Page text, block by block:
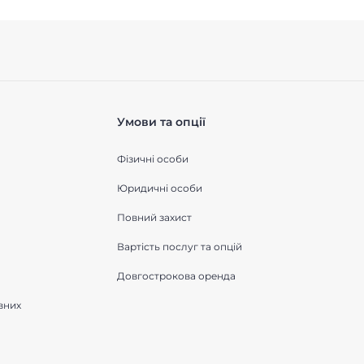
Умови та опції
Фізичні особи
Юридичні особи
Повний захист
Вартість послуг та опцій
Довгострокова оренда